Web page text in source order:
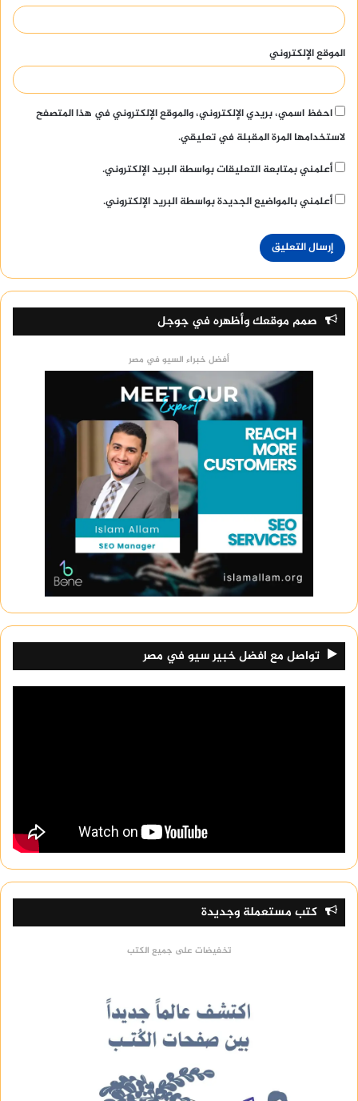
الموقع الإلكتروني
احفظ اسمي، بريدي الإلكتروني، والموقع الإلكتروني في هذا المتصفح
لاستخدامها المرة المقبلة في تعليقي.
أعلمني بمتابعة التعليقات بواسطة البريد الإلكتروني.
أعلمني بالمواضيع الجديدة بواسطة البريد الإلكتروني.
صمم موقعك وأظهره في جوجل
أفضل خبراء السيو في مصر
تواصل مع افضل خبير سيو في مصر
كتب مستعملة وجديدة
تخفيضات على جميع الكتب